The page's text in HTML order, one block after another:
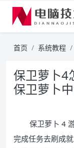
首页 系统教程
保卫萝卜4
保卫萝卜
保卫萝卜 4
完成任务去刷成